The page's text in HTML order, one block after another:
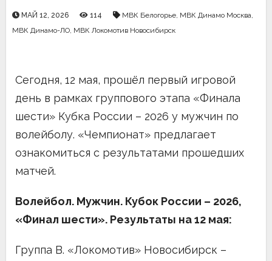
МАЙ 12, 2026 114 МВК Белогорье, МВК Динамо Москва,
МВК Динамо-ЛО, МВК Локомотив Новосибирск
Сегодня, 12 мая, прошёл первый игровой
день в рамках группового этапа «Финала
шести» Кубка России – 2026 у мужчин по
волейболу. «Чемпионат» предлагает
ознакомиться с результатами прошедших
матчей.
Волейбол. Мужчин. Кубок России – 2026,
«Финал шести». Результаты на 12 мая:
Группа B. «Локомотив» Новосибирск –